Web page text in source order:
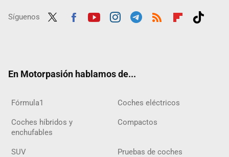
Síguenos
En Motorpasión hablamos de...
Fórmula1 Coches eléctricos
Coches híbridos y
enchufables
Compactos
SUV Pruebas de coches